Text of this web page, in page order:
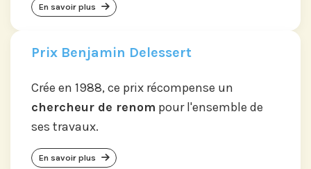
En savoir plus
Prix Benjamin Delessert
Crée en 1988, ce prix récompense un
chercheur de renom pour l'ensemble de
ses travaux.
En savoir plus